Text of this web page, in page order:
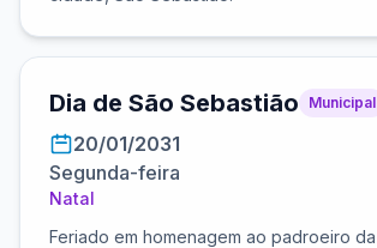
Dia de São Sebastião Municipal
20/01/2031
Segunda-feira
Natal
Feriado em homenagem ao padroeiro da